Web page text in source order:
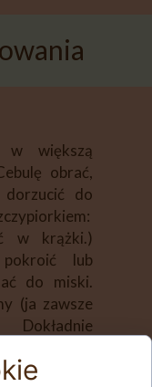
w większą
obrać,
do
w krążki.)
lub
do miski.
(ja zawsze